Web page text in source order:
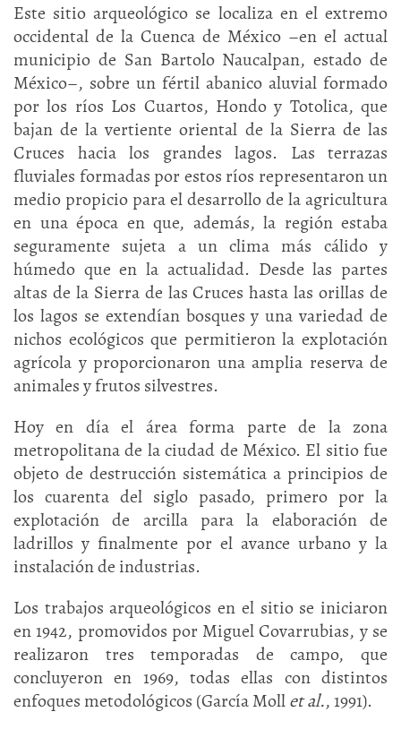
Este sitio arqueológico se localiza en el extremo
occidental de la Cuenca de México –en el actual
municipio de San Bartolo Naucalpan, estado de
México–, sobre un fértil abanico aluvial formado
por los ríos Los Cuartos, Hondo y Totolica, que
bajan de la vertiente oriental de la Sierra de las
Cruces hacia los grandes lagos. Las terrazas
fluviales formadas por estos ríos representaron un
medio propicio para el desarrollo de la agricultura
en una época en que, además, la región estaba
seguramente sujeta a un clima más cálido y
húmedo que en la actualidad. Desde las partes
altas de la Sierra de las Cruces hasta las orillas de
los lagos se extendían bosques y una variedad de
nichos ecológicos que permitieron la explotación
agrícola y proporcionaron una amplia reserva de
animales y frutos silvestres.
Hoy en día el área forma parte de la zona
metropolitana de la ciudad de México. El sitio fue
objeto de destrucción sistemática a principios de
los cuarenta del siglo pasado, primero por la
explotación de arcilla para la elaboración de
ladrillos y finalmente por el avance urbano y la
instalación de industrias.
Los trabajos arqueológicos en el sitio se iniciaron
en 1942, promovidos por Miguel Covarrubias, y se
realizaron tres temporadas de campo, que
concluyeron en 1969, todas ellas con distintos
enfoques metodológicos (García Mollet al., 1991).